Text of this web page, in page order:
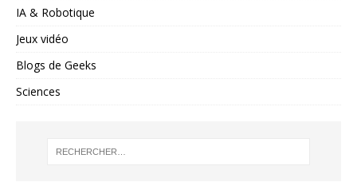
IA & Robotique
Jeux vidéo
Blogs de Geeks
Sciences